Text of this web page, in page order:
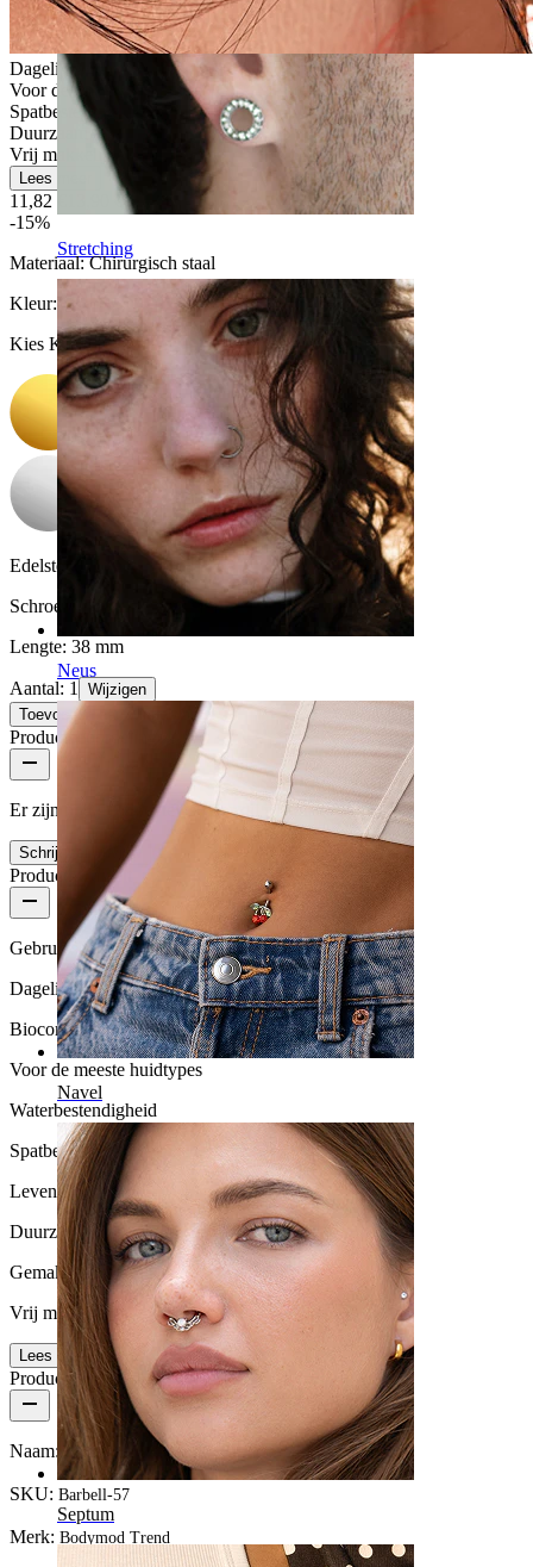
Stretching
Neus
Navel
Septum
Dagelijks gebruik
Voor de meeste huidtypes
Spatbestendig
Duurzaam
Vrij makkelijk
Lees meer
11,82 €
13,90 €
-15%
Materiaal:Chirurgisch staal
Kleur:
Kies Kleur
Edelsteen kleur:
Transparant
Schroefdraad dikte:
1,6 mm
Lengte: 38 mm
Aantal: 1
Wijzigen
Toevoegen aan winkelwagen
Productbeoordelingen
Er zijn nog geen reviews voor dit product
Schrijf een review
Productkwaliteit
Gebruikshoeveelheid
Dagelijks gebruik
Biocompatibiliteit
Voor de meeste huidtypes
Waterbestendigheid
Spatbestendig
Levensduur
Duurzaam
Gemak van gebruik
Vrij makkelijk
Lees meer
Productdetails
Naam:Industrial piercing met steentjes op de staaf
SKU: Barbell-57
Merk: Bodymod Trend